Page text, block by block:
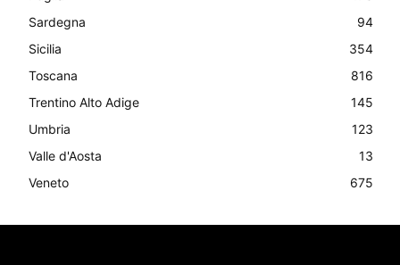
Sardegna
94
Sicilia
354
Toscana
816
Trentino Alto Adige
145
Umbria
123
Valle d'Aosta
13
Veneto
675